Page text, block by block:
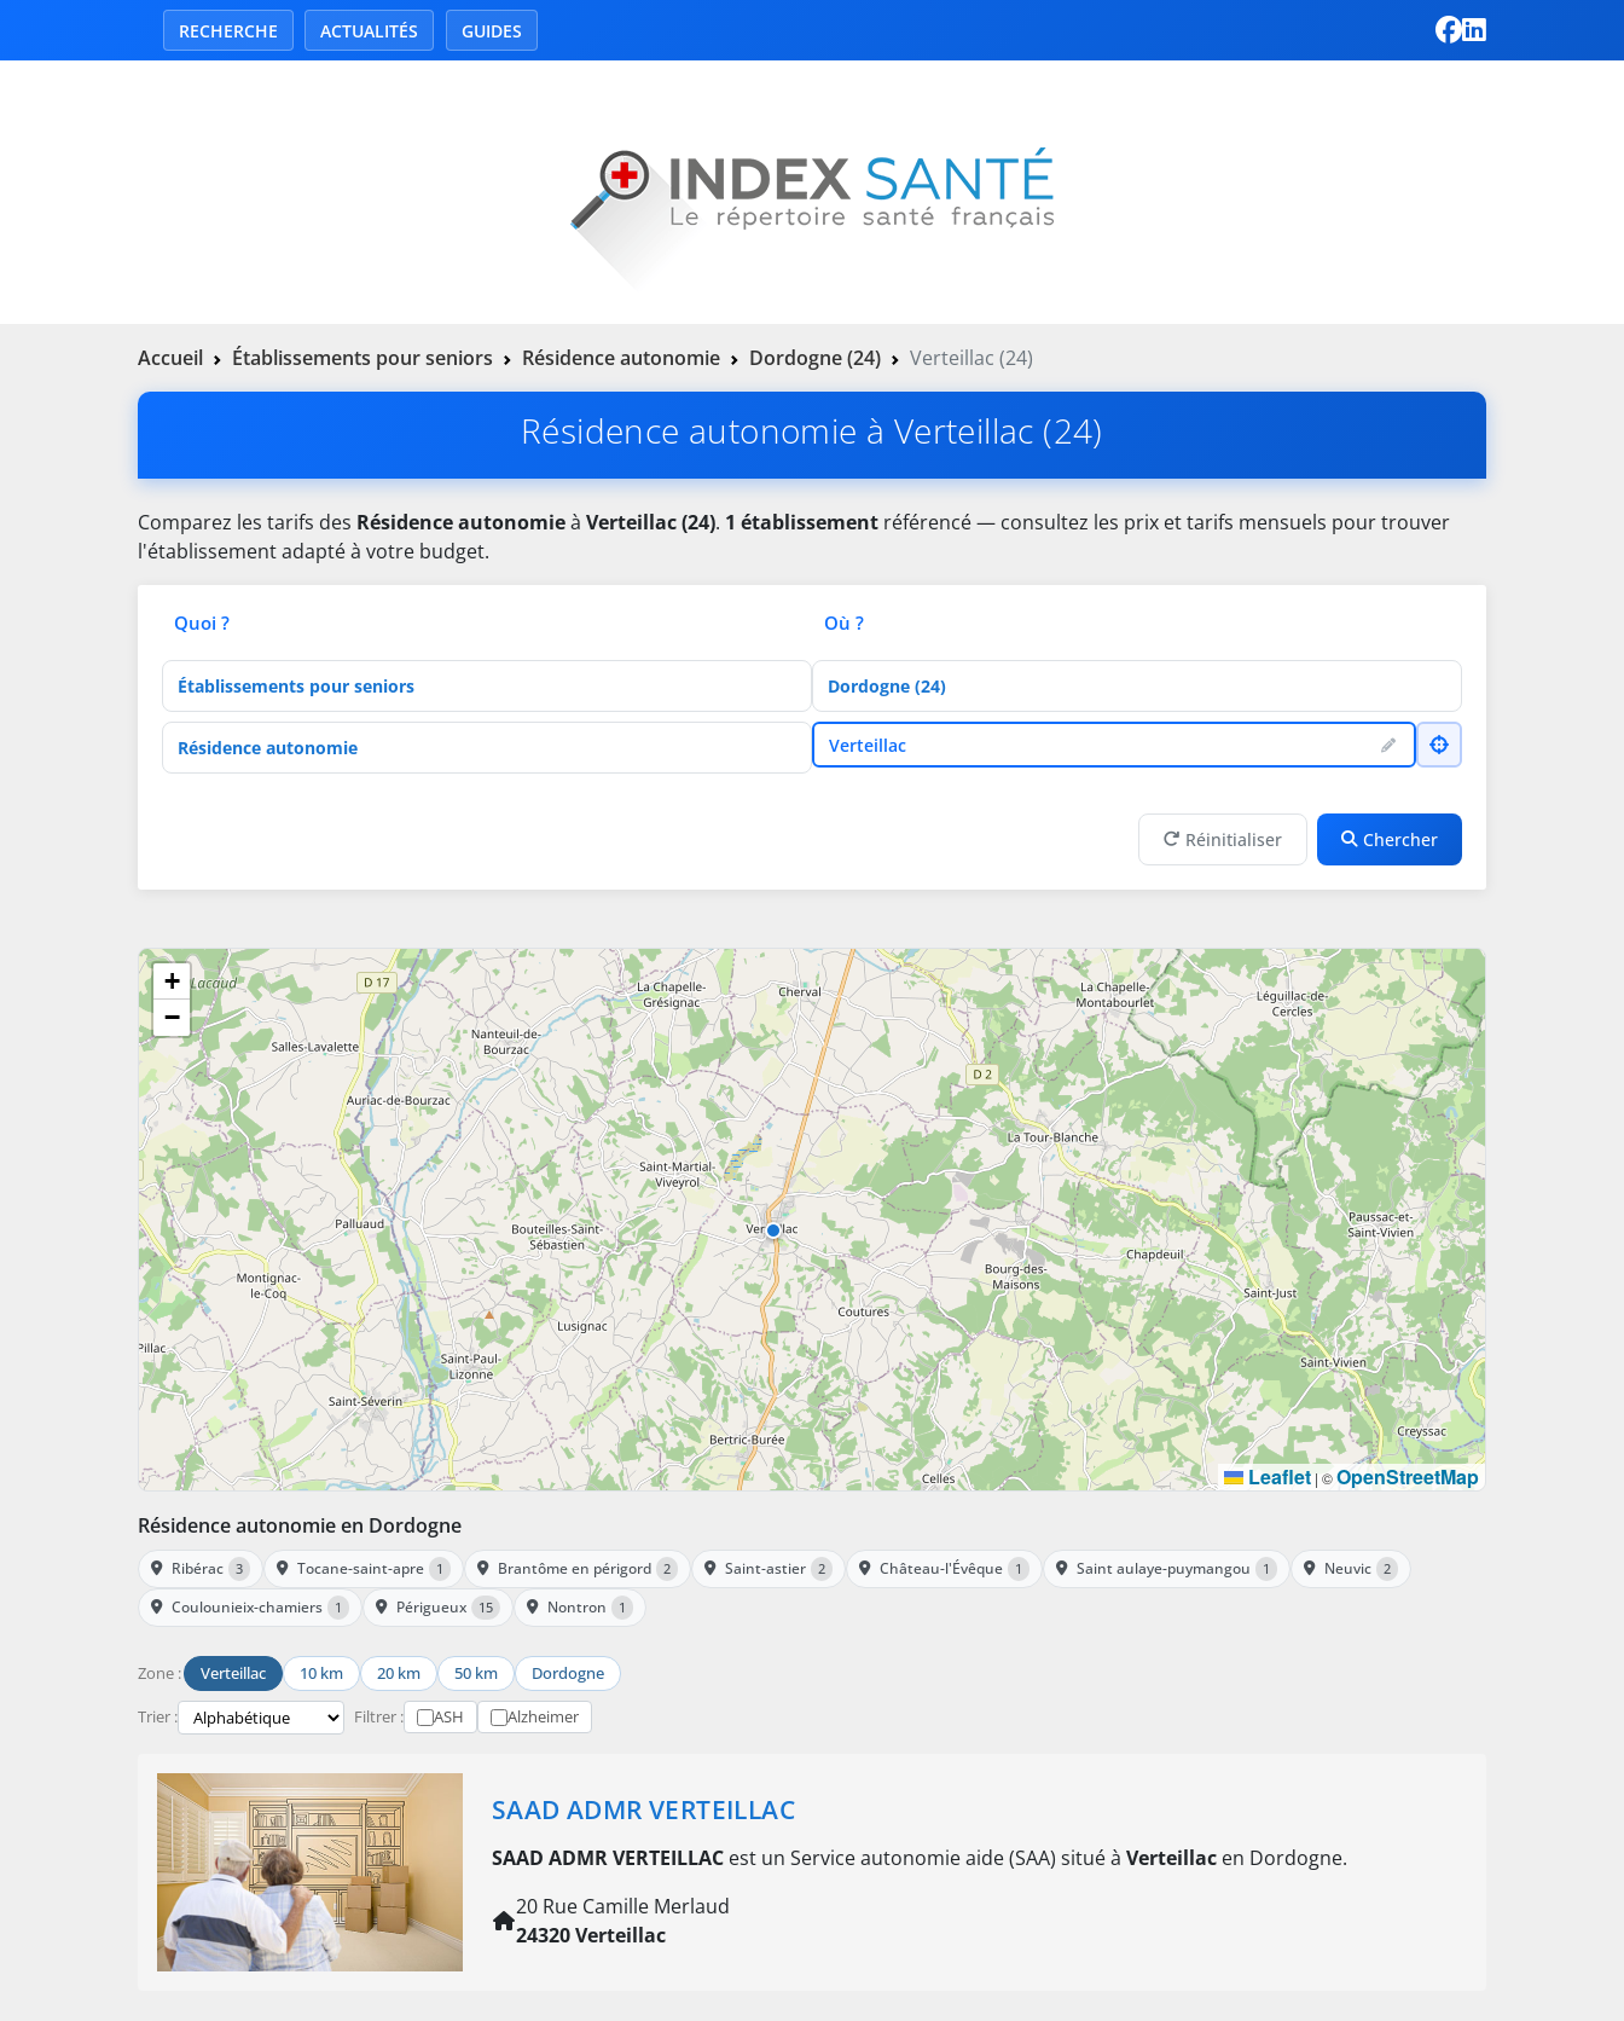
RECHERCHE ACTUALITÉS GUIDES
Accueil Établissements pour seniors Résidence autonomie Dordogne (24) Verteillac (24)
Résidence autonomie à Verteillac (24)
Comparez les tarifs des Résidence autonomieà Verteillac (24). 1 établissement référencé — consultez les prix et tarifs mensuels pour trouver
l'établissement adapté à votre budget.
Quoi ?
Type d'établissement
Activités de soins
Où ?
Département
VilleVerteillac
Réinitialiser Chercher
+
−
Leaflet | ©OpenStreetMap
Résidence autonomie en Dordogne
Ribérac 3 Tocane-saint-apre 1 Brantôme en périgord 2 Saint-astier 2 Château-l'Évêque 1 Saint aulaye-puymangou 1 Neuvic 2
Coulounieix-chamiers 1 Périgueux 15 Nontron 1
Zone : Verteillac 10 km 20 km 50 km Dordogne
Trier : Filtrer : ASH Alzheimer
SAAD ADMR VERTEILLAC
SAAD ADMR VERTEILLAC est un Service autonomie aide (SAA) situé à Verteillac en Dordogne.
20 Rue Camille Merlaud
24320 Verteillac